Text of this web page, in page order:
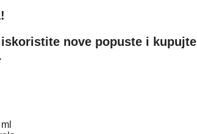
iskoristite nove popuste i kupujte